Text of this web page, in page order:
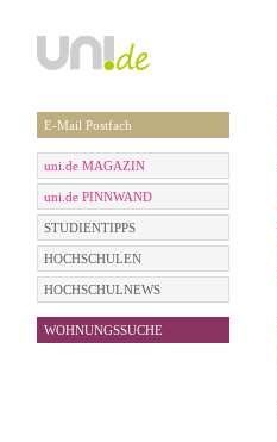
E-Mail Postfach
uni.de MAGAZIN
uni.de PINNWAND
STUDIENTIPPS
HOCHSCHULEN
HOCHSCHULNEWS
WOHNUNGSSUCHE